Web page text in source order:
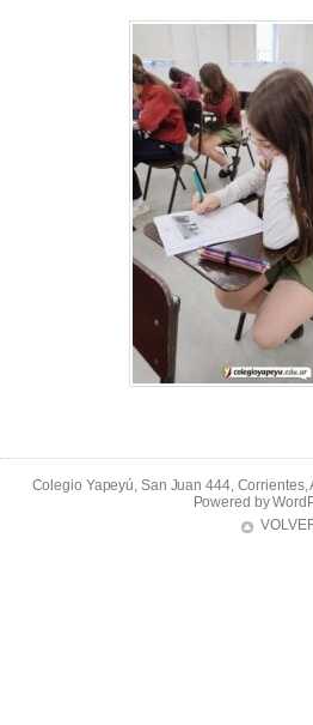
Colegio Yapeyú, San Juan 444,
Powered by